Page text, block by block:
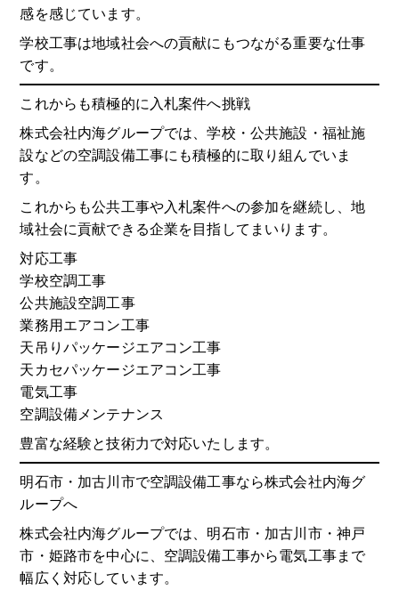
感を感じています。
学校工事は地域社会への貢献にもつながる重要な仕事
です。
これからも積極的に入札案件へ挑戦
株式会社内海グループでは、学校・公共施設・福祉施
設などの空調設備工事にも積極的に取り組んでいま
す。
これからも公共工事や入札案件への参加を継続し、地
域社会に貢献できる企業を目指してまいります。
対応工事
学校空調工事
公共施設空調工事
業務用エアコン工事
天吊りパッケージエアコン工事
天カセパッケージエアコン工事
電気工事
空調設備メンテナンス
豊富な経験と技術力で対応いたします。
明石市・加古川市で空調設備工事なら株式会社内海グ
ループへ
株式会社内海グループでは、明石市・加古川市・神戸
市・姫路市を中心に、空調設備工事から電気工事まで
幅広く対応しています。